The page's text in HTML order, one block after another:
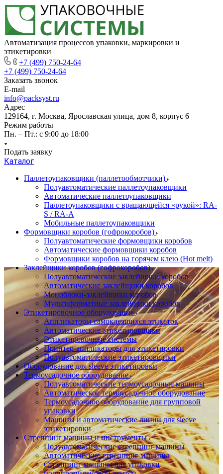
Автоматизация процессов упаковки, маркировки и
этикетировки
+7 (499) 750-24-64
+7 (499) 750-24-64
Заказать звонок
E-mail
info@packsyst.ru
Адрес
129164, г. Москва, Ярославская улица, дом 8, корпус 6
Режим работы
Пн. – Пт.: с 9:00 до 18:00
Подать заявку
Каталог
Паллетоупаковщики (паллетообмотчики)
Полуавтоматические паллетоупаковщики
Автоматические паллетоупаковщики
Паллетоупаковщики с вращающейся «рукой»: RA-
S / RA-A
Мобильные паллетоупаковщики
Формовщики коробов (гофрокоробов)
Полуавтоматические формовщики коробов
Автоматические формовщики коробов
Формовщики коробов на горячем клею (Hot melt)
Заклейщики коробов (гофрокоробов)
Полуавтоматические заклейщики коробов
Автоматические заклейщики коробов
Моноблоки-заклейщики коробов
Мультиформатные заклейщики коробов
Этикетировочное оборудование
Аппликаторы самоклеящихся этикеток
Автоматические этикетировщики
Этикетировочные системы
Принтер-аппликаторы для этикетировки
Полуавтоматические этикетировщики
Оборудование для sleeve этикетировки
Термоусадочное оборудование
Полуавтоматические термоусадочные машины
Автоматическое термоусадочное оборудование
Термоусадочное оборудование для групповой
упаковки
Машины и автоматические линии для sleeve
этикетировки
Стреппинг машины и инструменты
Полуавтоматические стреппинг машины
Автоматические стреппинг машины
Стреппинг машины для упаковки